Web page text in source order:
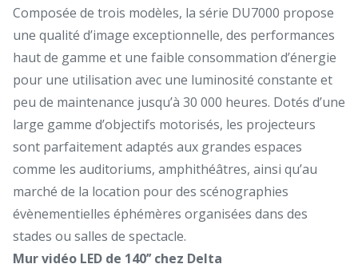
Composée de trois modèles, la série DU7000 propose
une qualité d’image exceptionnelle, des performances
haut de gamme et une faible consommation d’énergie
pour une utilisation avec une luminosité constante et
peu de maintenance jusqu’à 30 000 heures. Dotés d’une
large gamme d’objectifs motorisés, les projecteurs
sont parfaitement adaptés aux grandes espaces
comme les auditoriums, amphithéâtres, ainsi qu’au
marché de la location pour des scénographies
évènementielles éphémères organisées dans des
stades ou salles de spectacle.
Mur vidéo LED de 140’’ chez Delta